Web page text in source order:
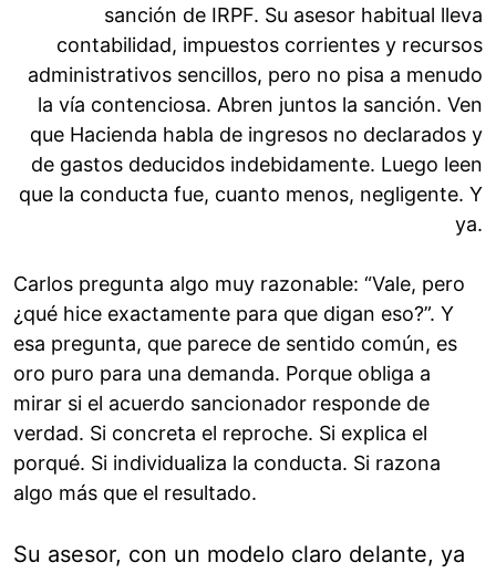
sanción de IRPF. Su asesor habitual lleva
contabilidad, impuestos corrientes y recursos
administrativos sencillos, pero no pisa a menudo
la vía contenciosa. Abren juntos la sanción. Ven
que Hacienda habla de ingresos no declarados y
de gastos deducidos indebidamente. Luego leen
que la conducta fue, cuanto menos, negligente. Y
ya.
Carlos pregunta algo muy razonable: “Vale, pero
¿qué hice exactamente para que digan eso?”. Y
esa pregunta, que parece de sentido común, es
oro puro para una demanda. Porque obliga a
mirar si el acuerdo sancionador responde de
verdad. Si concreta el reproche. Si explica el
porqué. Si individualiza la conducta. Si razona
algo más que el resultado.
Su asesor, con un modelo claro delante, ya